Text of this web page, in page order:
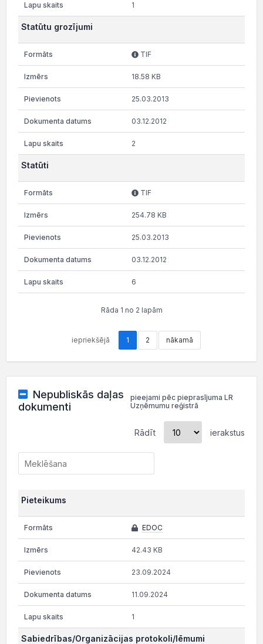
1
Statūtu grozījumi
TIF
18.58 KB
25.03.2013
03.12.2012
2
Statūti
TIF
254.78 KB
25.03.2013
03.12.2012
6
Rāda 1 no 2 lapām
iepriekšējā 1 2 nākamā
Nepubliskās daļas
dokumenti
pieejami pēc pieprasījuma LR
Uzņēmumu reģistrā
Rādīt ierakstus
Pieteikums
EDOC
42.43 KB
23.09.2024
11.09.2024
1
Sabiedrības/Organizācijas protokoli/lēmumi